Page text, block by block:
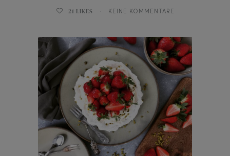
Eis am Stil
21 LIKES KEINE KOMMENTARE